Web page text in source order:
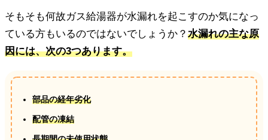
そもそも何故ガス給湯器が水漏れを起こすのか気になっ
ている方もいるのではないでしょうか？ 水漏れの主な原
因には、次の3つあります。
部品の経年劣化
配管の凍結